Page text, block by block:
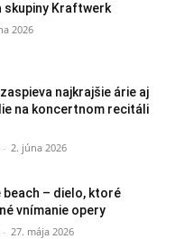
skupiny Kraftwerk
2026
najkrajšie árie aj
na koncertnom recitáli
- 2. júna 2026
beach – dielo, ktoré
vnímanie opery
- 27. mája 2026